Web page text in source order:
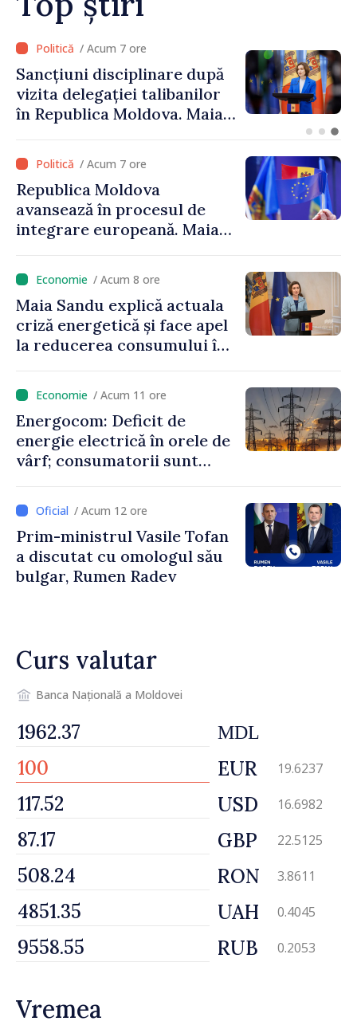
/ Acum 5 ore
Adunarea Populară a
Găgăuziei trebuie să aibă un
mandat deplin. Președinta
libere și corecte””
/ Acum 7 ore
Republica Moldova
avansează în procesul de
integrare europeană. Maia
niciun stat”
/ Acum 8 ore
Maia Sandu explică actuala
criză energetică și face apel
la reducerea consumului în
putem menține prețurile la
un nivel mai mic”
/ Acum 11 ore
Energocom: Deficit de
energie electrică în orele de
vârf; consumatorii sunt
/ Acum 12 ore
Prim-ministrul Vasile Tofan
a discutat cu omologul său
bulgar, Rumen Radev
Curs valutar
Banca Națională a Moldovei
MDL
EUR 19.6237
USD 16.6982
GBP 22.5125
RON 3.8611
UAH 0.4045
RUB 0.2053
Vremea